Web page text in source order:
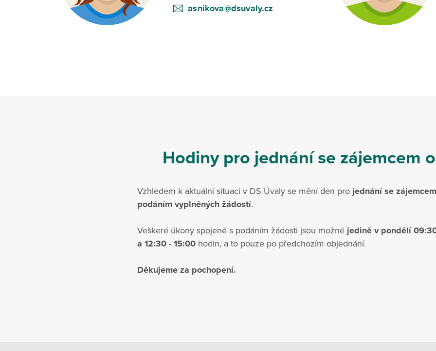
asnikova@dsuvaly.cz
Hodiny pro jednání se zájemcem
Vzhledem k aktuální situaci v DS Úvaly se mění den pro jednání se
podáním vyplněných žádostí.
Veškeré úkony spojené s podáním žádosti jsou možné jedině v pondělí
a 12:30 - 15:00 hodin, a to pouze po předchozím objednání.
Děkujeme za pochopení.